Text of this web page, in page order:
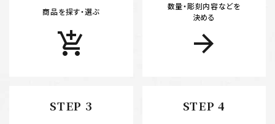
商品を探す・選ぶ
add_shopping_cart
数量・彫刻内容などを
決める
arrow_forward
STEP 3 STEP 4